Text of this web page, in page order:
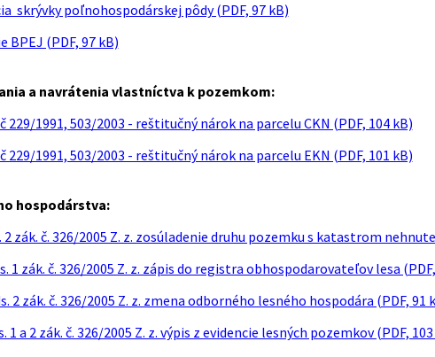
skrývky poľnohospodárskej pôdy (PDF, 97 kB)
BPEJ (PDF, 97 kB)
a navrátenia vlastníctva k pozemkom:
229/1991, 503/2003 - reštitučný nárok na parcelu CKN (PDF, 104 kB)
229/1991, 503/2003 - reštitučný nárok na parcelu EKN (PDF, 101 kB)
hospodárstva:
2 zák. č. 326/2005 Z. z. zosúladenie druhu pozemku s katastrom
1 zák. č. 326/2005 Z. z. zápis do registra obhospodarovateľov lesa
2 zák. č. 326/2005 Z. z. zmena odborného lesného hospodára (PDF, 91
1 a 2 zák. č. 326/2005 Z. z. výpis z evidencie lesných pozemkov (PDF,